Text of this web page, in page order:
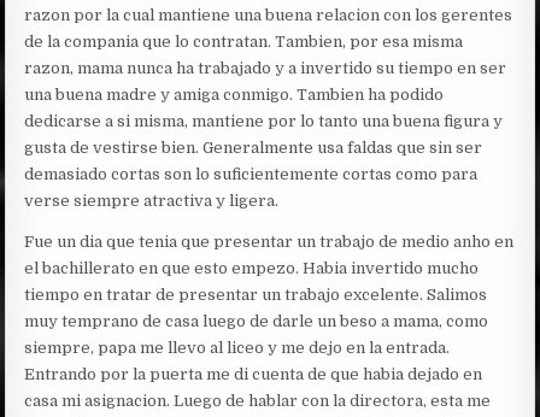
razon por la cual mantiene una buena relacion con los gerentes
de la compania que lo contratan. Tambien, por esa misma
razon, mama nunca ha trabajado y a invertido su tiempo en ser
una buena madre y amiga conmigo. Tambien ha podido
dedicarse a si misma, mantiene por lo tanto una buena figura y
gusta de vestirse bien. Generalmente usa faldas que sin ser
demasiado cortas son lo suficientemente cortas como para
verse siempre atractiva y ligera.
Fue un dia que tenia que presentar un trabajo de medio anho en
el bachillerato en que esto empezo. Habia invertido mucho
tiempo en tratar de presentar un trabajo excelente. Salimos
muy temprano de casa luego de darle un beso a mama, como
siempre, papa me llevo al liceo y me dejo en la entrada.
Entrando por la puerta me di cuenta de que habia dejado en
casa mi asignacion. Luego de hablar con la directora, esta me